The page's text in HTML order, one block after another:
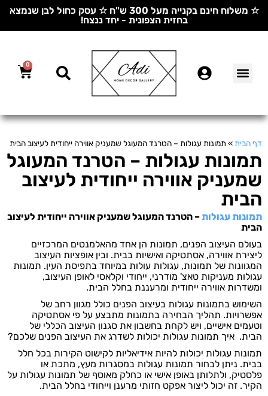
☆ משלוח חינם בקנייה מעל 300 ש"ח ☆ עסק כחול לבן שנמצא
בחזית הצפונית - יחד ננצח!
0
דף הבית » תמונות עגולות – הטרנד המעוגל שמעניק אווירה ייחודית לעיצוב הבית
תמונות עגולות – הטרנד המעוגל
שמעניק אווירה ייחודית לעיצוב
הבית
תמונות עגולות– הטרנד המעוגל שמעניק אווירה ייחודית לעיצוב
הבית
בעולם העיצוב הפנים, תמונות הן אחד מהאלמנטים המרכזיים
ליצירת אווירה, אסתטיקה ואישיות בבית. ובין אופציות העיצוב
המגוונות של תמונות, עגולות עולות במיוחד בתפיסת העין. תמונות
עגולות מעניקות טאצ' מודרני, ייחודי וקלאסי לאופן העיצוב,
ומשדרות אווירה ייחודית ומרעננת בחלל הבית.
השימוש בתמונות עגולות בעיצוב הפנים כולל מגוון רחב של
אפשרויות. תהליך הבחירה בתמונות מתבצע על פי אסתטיקה
וטעמים אישיים, ויש לקחת בחשבון את סגנון העיצוב הכללי של
הבית. איך תמונות עגולות יכולות לשדרג את העיצוב הפנים שלכם?
תמונות עגולות יכולות להיות אידיאליות לקישוט הקירות בכל חלל
בבית. ניתן לבחור תמונות עגולות במסגרות מעץ, מתכת או
פלסטיק, ולתלותן באופן אישי או כחלק מאוסף של תמונות עגולות על
הקיר. זה יכול ליצור אפקט חזותי מרענן וייחודי בחלל הבית.